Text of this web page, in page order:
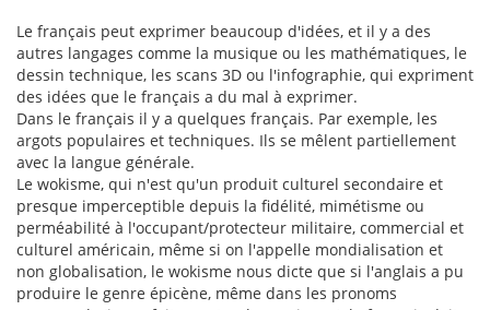
Le français peut exprimer beaucoup d'idées, et il y a des
autres langages comme la musique ou les mathématiques, le
dessin technique, les scans 3D ou l'infographie, qui expriment
des idées que le français a du mal à exprimer.
Dans le français il y a quelques français. Par exemple, les
argots populaires et techniques. Ils se mêlent partiellement
avec la langue générale.
Le wokisme, qui n'est qu'un produit culturel secondaire et
presque imperceptible depuis la fidélité, mimétisme ou
perméabilité à l'occupant/protecteur militaire, commercial et
culturel américain, même si on l'appelle mondialisation et
non globalisation, le wokisme nous dicte que si l'anglais a pu
produire le genre épicène, même dans les pronoms